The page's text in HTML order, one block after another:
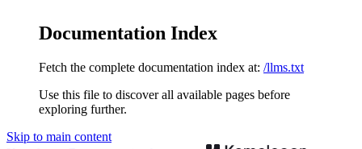
Documentation Index
Fetch the complete documentation index at: /llms.txt
Use this file to discover all available pages before
exploring further.
Skip to main content